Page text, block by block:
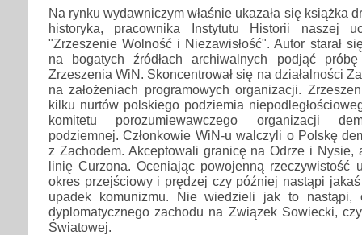
Na rynku wydawniczym właśnie ukazała się książka
historyka, pracownika Instytutu Historii naszej
"Zrzeszenie Wolność i Niezawisłość". Autor starał
na bogatych źródłach archiwalnych podjąć
Zrzeszenia WiN. Skoncentrował się na działalności
na założeniach programowych organizacji.
kilku nurtów polskiego podziemia
komitetu porozumiewawczego organizacji
podziemnej. Członkowie WiN-u walczyli o Polskę
z Zachodem. Akceptowali granicę na Odrze i
linię Curzona. Oceniając powojenną rzeczywistość
okres przejściowy i prędzej czy później nastąpi
upadek komunizmu. Nie wiedzieli jak to nastąpi,
dyplomatycznego zachodu na Związek Sowiecki,
Światowej.